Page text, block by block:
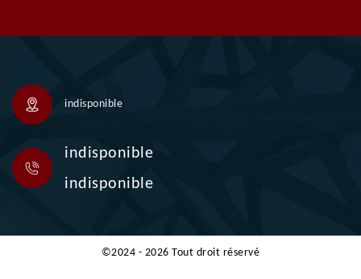
indisponible
indisponible
indisponible
©2024 - 2026 Tout droit réservé